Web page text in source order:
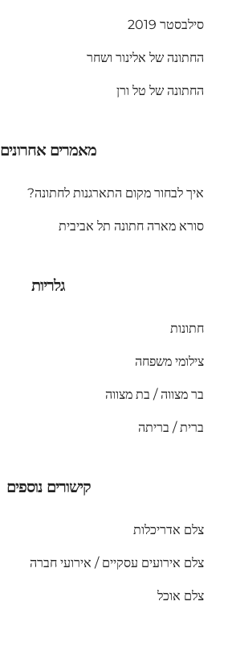
סילבסטר 2019
החתונה של אלינור ושחר
החתונה של טל ורן
מאמרים אחרונים
איך לבחור מקום התארגנות לחתונה?
סורא מארה חתונה תל אביבית
גלריות
חתונות
צילומי משפחה
בר מצווה / בת מצווה
ברית / בריתה
קישורים נוספים
צלם אדריכלות
צלם אירועים עסקיים / אירועי חברה
צלם אוכל